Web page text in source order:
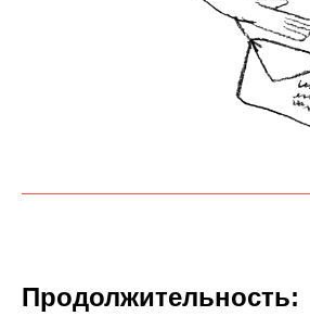
Продолжительность: